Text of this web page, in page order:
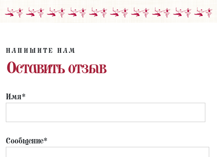
НАПИШИТЕ НАМ
Оставить отзыв
Имя*
Сообщение*